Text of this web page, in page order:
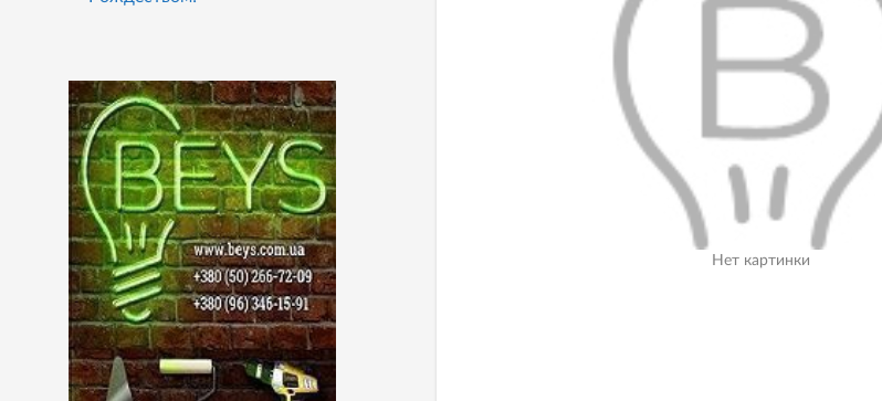
Нет картинки